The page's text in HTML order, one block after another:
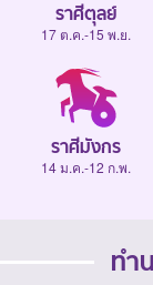
ราศีตุลย์
17 ต.ค.-15 พ.ย.
ราศีมังกร
14 ม.ค.-12 ก.พ.
ทำ